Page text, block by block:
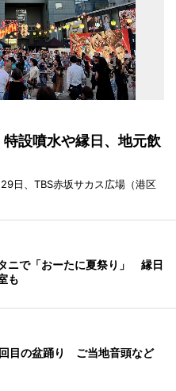
設噴水や縁日、地元飲
日、TBS赤坂サカス広場（港区
ニで「おーたに夏祭り」 縁日
も
目の盆踊り ご当地音頭など